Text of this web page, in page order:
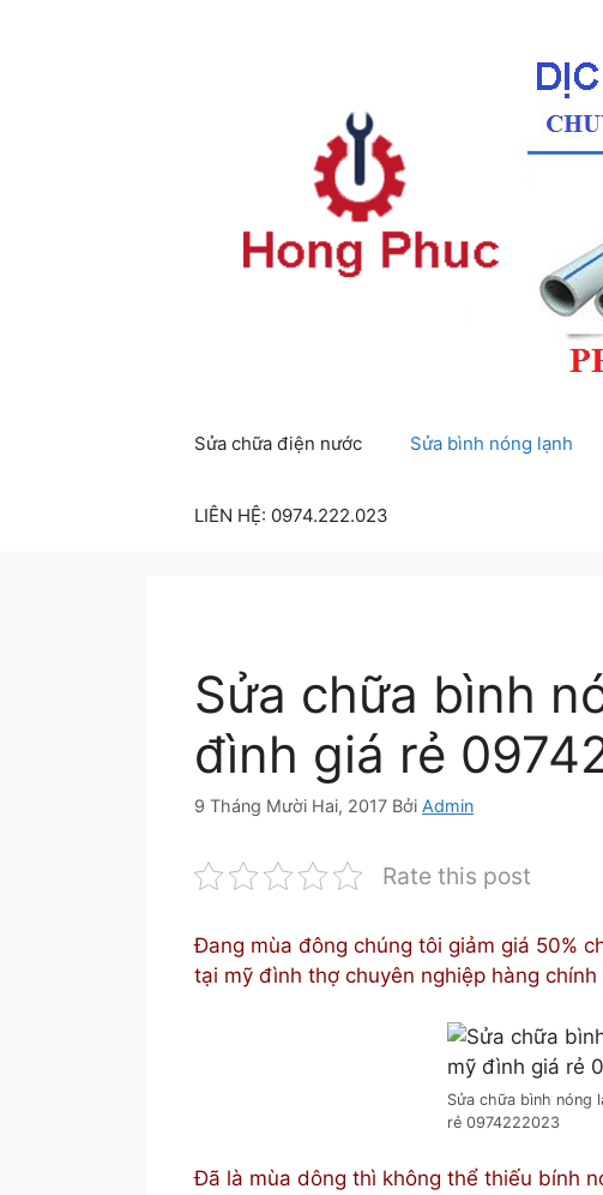
Sửa chữa điện nước Sửa bình nóng lạnh
LIÊN HỆ: 0974.222.023
Sửa chữa bình
đình giá rẻ
9 Tháng Mười Hai, 2017 Bởi Admin
Rate this post
Đang mùa đông chúng tôi giảm giá 50%
tại mỹ đình thợ chuyên nghiệp hàng
Sửa chữa bình nóng
rẻ 0974222023
Đã là mùa dông thì không thể thiếu bính